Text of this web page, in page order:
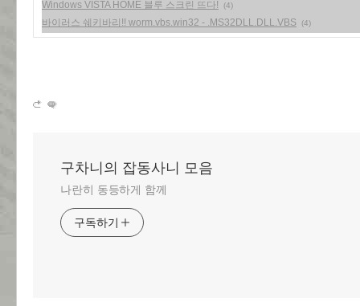
Windows VISTA HOME 블루 스크린 뜨다! (4)
바이러스 쉐키바리!! worm.vbs.win32 - .MS32DLL.DLL.VBS (4)
구차니의 잡동사니 모음
나란히 동등하게 함께
구독하기